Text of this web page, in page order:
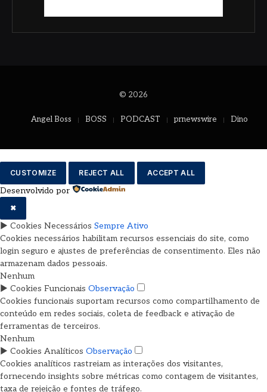
© 2026
Angel Boss BOSS PODCAST prnewswire Dino
CUSTOMIZE REJECT ALL ACCEPT ALL
Desenvolvido por
✖
► Cookies Necessários Sempre Ativo
Cookies necessários habilitam recursos essenciais do site, como
login seguro e ajustes de preferências de consentimento. Eles não
armazenam dados pessoais.
Nenhum
► Cookies Funcionais Observação
Cookies funcionais suportam recursos como compartilhamento de
conteúdo em redes sociais, coleta de feedback e ativação de
ferramentas de terceiros.
Nenhum
► Cookies Analíticos Observação
Cookies analíticos rastreiam as interações dos visitantes,
fornecendo insights sobre métricas como contagem de visitantes,
taxa de rejeição e fontes de tráfego.